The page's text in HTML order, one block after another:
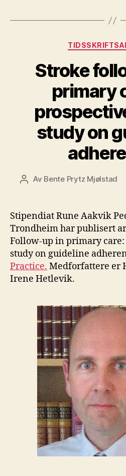
Stroke
primary
study on
Innleggsforfatter
Av Bente Prytz Mjølstad
Stipendiat Rune Aakvik
Trondheim har publisert
Follow-up in primary
study on guideline
Practice. Medforfattere er
Irene Hetlevik.